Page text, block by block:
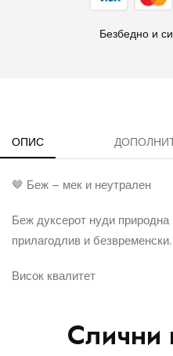
Безбедно и
ОПИС
🤎 Беж – мек и неутрален
Беж дуксерот нуди
прилагодлив и безвременски.
Висок квалитет
Слични